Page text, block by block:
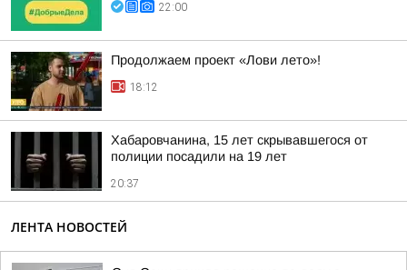
22:00
Продолжаем проект «Лови лето»!
18:12
Хабаровчанина, 15 лет скрывавшегося от
полиции посадили на 19 лет
20:37
ЛЕНТА НОВОСТЕЙ